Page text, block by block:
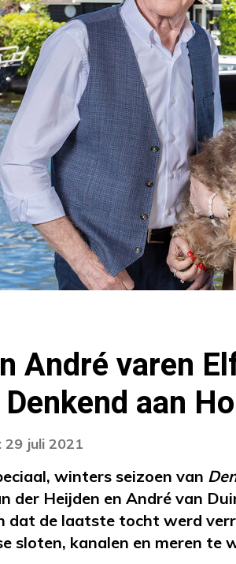
André varen
aan
29 juli 2021
winters seizoen van
der Heijden en André van
dat de laatste tocht werd
sloten, kanalen en meren te